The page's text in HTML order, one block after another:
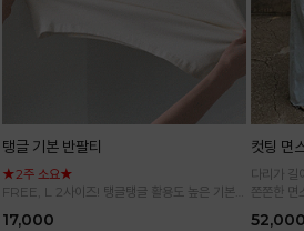
탱글 기본 반팔티
★2주 소요★
FREE, L 2사이즈! 탱글탱글 활용도 높은 기본
17,000
컷팅 면
다리가 길
쫀쫀한 면
52,000